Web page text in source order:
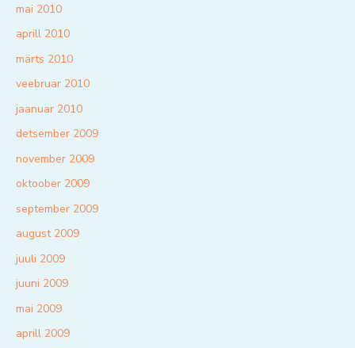
mai 2010
aprill 2010
märts 2010
veebruar 2010
jaanuar 2010
detsember 2009
november 2009
oktoober 2009
september 2009
august 2009
juuli 2009
juuni 2009
mai 2009
aprill 2009